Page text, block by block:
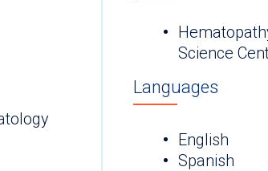
Languages
English
Spanish